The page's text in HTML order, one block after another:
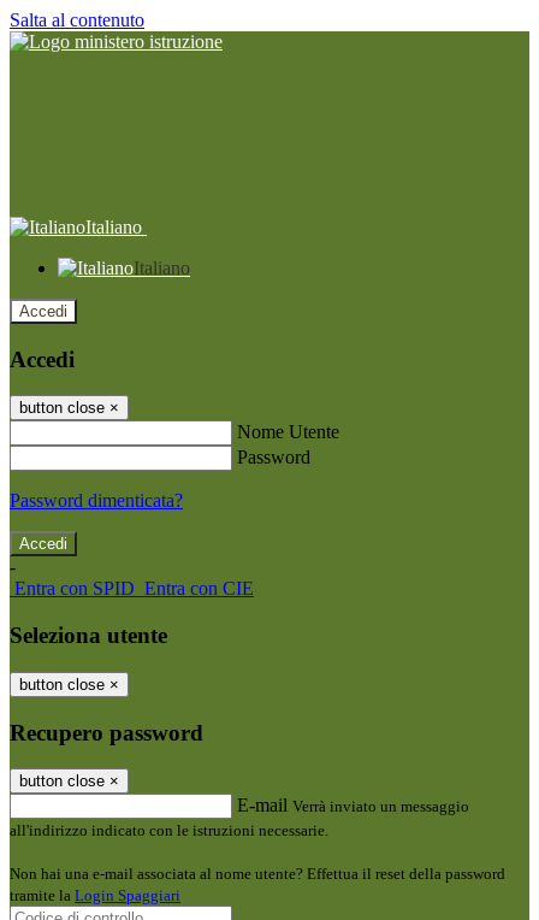
Salta al contenuto
Italiano
Italiano
Accedi
Accedi
button close ×
Nome Utente
Password
Password dimenticata?
-
Entra con SPID Entra con CIE
Seleziona utente
button close ×
Recupero password
button close ×
E-mail Verrà inviato un messaggio
all'indirizzo indicato con le istruzioni necessarie.
Non hai una e-mail associata al nome utente? Effettua il reset della password
tramite la Login Spaggiari